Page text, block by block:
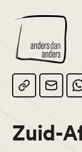
Anders
dan
Zuid-